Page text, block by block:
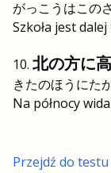
がっこうはこの
Szkoła jest
北の方に
きたのほうにた
Na północy
Przejdź do